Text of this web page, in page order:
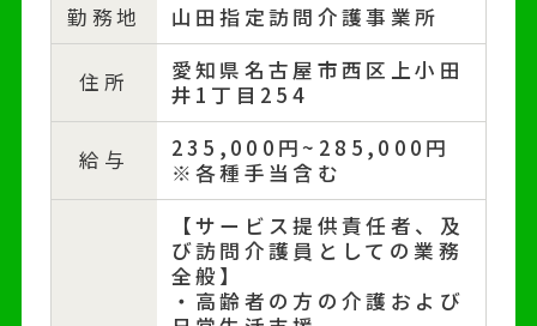
勤務地 山田指定訪問介護事業所
住所
愛知県名古屋市西区上小田
井1丁目254
給与
235,000円~285,000円
※各種手当含む
【サービス提供責任者、及
び訪問介護員としての業務
全般】
・高齢者の方の介護および